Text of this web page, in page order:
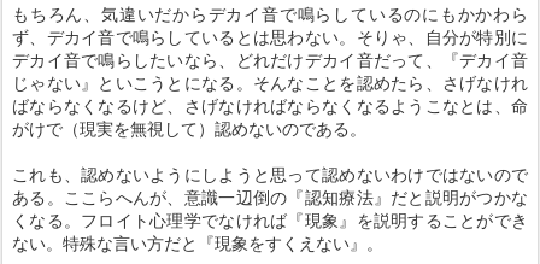
もちろん、気違いだからデカイ音で鳴らしているのにもかかわら
ず、デカイ音で鳴らしているとは思わない。そりゃ、自分が特別に
デカイ音で鳴らしたいなら、どれだけデカイ音だって、『デカイ音
じゃない』といこうとになる。そんなことを認めたら、さげなけれ
ばならなくなるけど、さげなければならなくなるようこなとは、命
がけで（現実を無視して）認めないのである。
これも、認めないようにしようと思って認めないわけではないので
ある。ここらへんが、意識一辺倒の『認知療法』だと説明がつかな
くなる。フロイト心理学でなければ『現象』を説明することができ
ない。特殊な言い方だと『現象をすくえない』。